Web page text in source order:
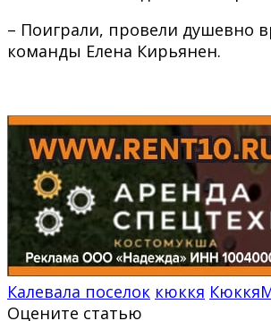
– Поиграли, провели душевно
команды Елена Кирьянен.
Калевала поселок кюккя
Оцените статью